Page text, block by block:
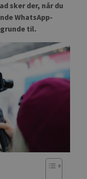
sker der, når du
WhatsApp-
til.